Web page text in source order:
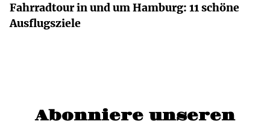
Fahrradtour in und um Hamburg: 11 schöne
Ausflugsziele
Abonniere unseren